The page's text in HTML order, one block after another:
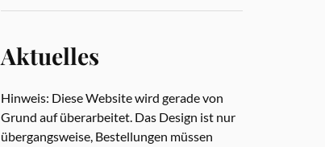
Aktuelles
Hinweis: Diese Website wird gerade von
Grund auf überarbeitet. Das Design ist nur
übergangsweise, Bestellungen müssen